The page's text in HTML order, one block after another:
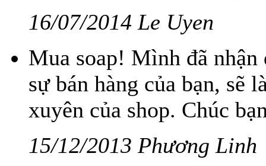
16/07/2014 Le Uyen
Mua soap! Mình đã
sự bán hàng của bạn, sẽ
xuyên của shop. Chúc
15/12/2013 Phương Linh